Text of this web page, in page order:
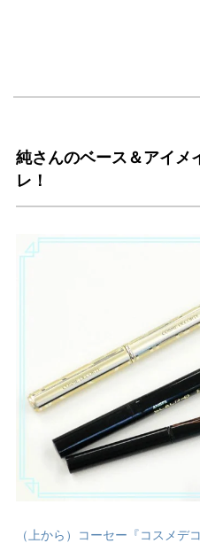
純さんのベース＆アイメ
レ！
（上から）コーセー『コスメデ